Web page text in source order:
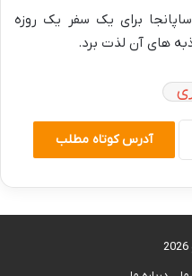
برای یک سفر یک روزه
های آن لذت برد.
آدرس کوتاه مطلب